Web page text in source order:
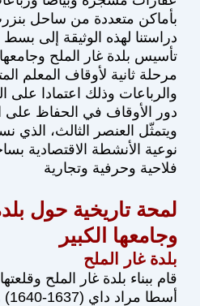
بأماكن متعددة من ساحل
دراستنا لهذه الوثيقة إلى
تأسيس بلدة غار الملح
مرحلة ثانية لأوقاف المعلم
والرباعات وذلك اعتمادا على
دور الأوقاف في الحفاظ على
ويتمثّل العنصر الثالث، الذي
نوعية الأنشطة الاقتصادية
فلاحية وحرفية وتجارية
لمحة تاريخية حول
وجامعها الكبير
بلدة غار الملح
قام ببناء بلدة غار الملح